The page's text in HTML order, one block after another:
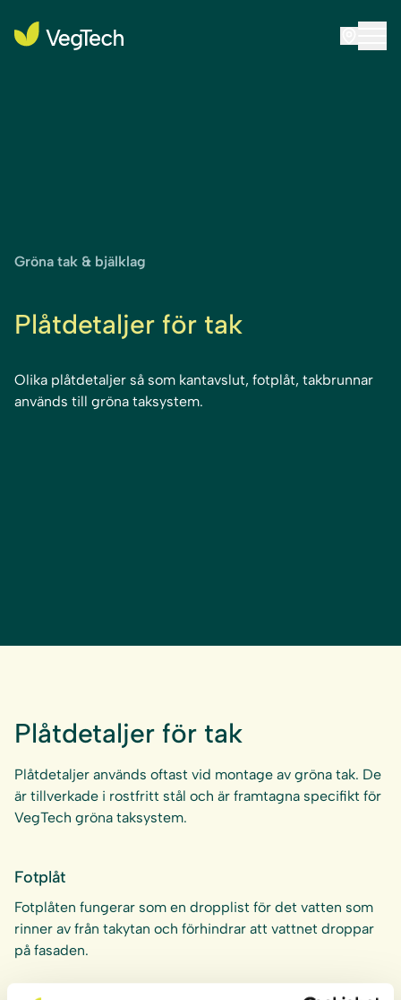
Gröna tak & bjälklag
Plåtdetaljer för tak
Olika plåtdetaljer så som kantavslut, fotplåt, takbrunnar
används till gröna taksystem.
Plåtdetaljer för tak
Plåtdetaljer används oftast vid montage av gröna tak. De
är tillverkade i rostfritt stål och är framtagna specifikt för
VegTech gröna taksystem.
Fotplåt
Fotplåten fungerar som en dropplist för det vatten som
rinner av från takytan och förhindrar att vattnet droppar
på fasaden.